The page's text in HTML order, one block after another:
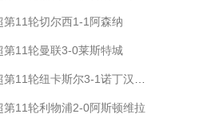
第11轮切尔西1-1阿森纳
第11轮曼联3-0莱斯特城
11轮纽卡斯尔3-1诺丁汉森林
第11轮利物浦2-0阿斯顿维拉